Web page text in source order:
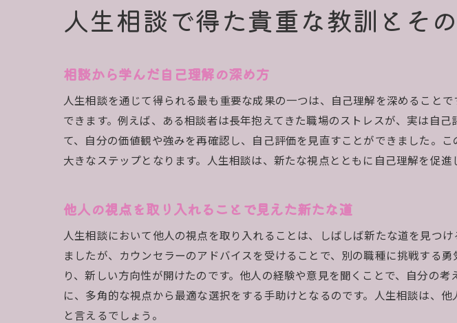
孤独感から抜け出
自信を取り戻す相
相談を通じて得た
人生のターニング
人生相談から学ぶ自己発
相談を通じて見つ
人生の目標を再設
自己成長に繋がる
自己理解を深める
人生相談で得た貴重な教訓とそ
相談から学んだ自己理解の深め方
人生相談を通じて得られる最も重要な成果の一つは、自己理解を深めること
できます。例えば、ある相談者は長年抱えてきた職場のストレスが、実は自
て、自分の価値観や強みを再確認し、自己評価を見直すことができました。
大きなステップとなります。人生相談は、新たな視点とともに自己理解を促進
他人の視点を取り入れることで見えた新たな道
人生相談において他人の視点を取り入れることは、しばしば新たな道を見つ
ましたが、カウンセラーのアドバイスを受けることで、別の職種に挑戦する
り、新しい方向性が開けたのです。他人の経験や意見を聞くことで、自分の
に、多角的な視点から最適な選択をする手助けとなるのです。人生相談は、
と言えるでしょう。